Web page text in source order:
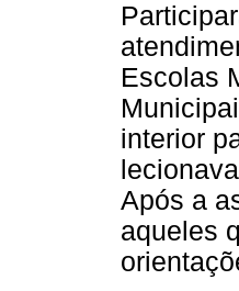
Escolas
interior
Após a
aqueles